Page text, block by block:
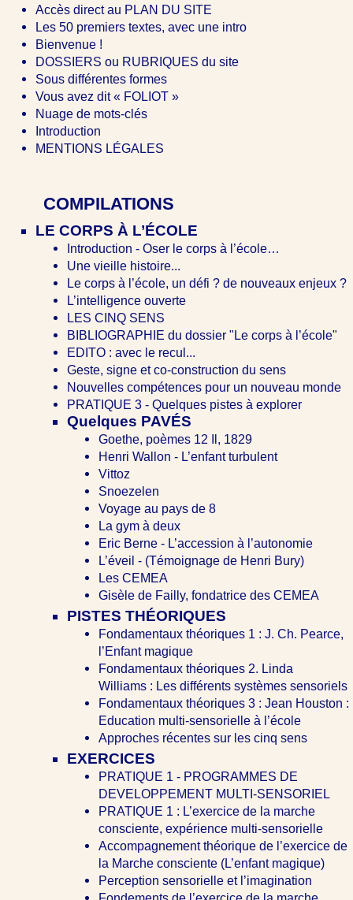
Accès direct au PLAN DU SITE
Les 50 premiers textes, avec une intro
Bienvenue !
DOSSIERS ou RUBRIQUES du site
Sous différentes formes
Vous avez dit « FOLIOT »
Nuage de mots-clés
Introduction
MENTIONS LÉGALES
COMPILATIONS
LE CORPS À L’ÉCOLE
Introduction - Oser le corps à l’école…
Une vieille histoire...
Le corps à l’école, un défi ? de nouveaux enjeux ?
L’intelligence ouverte
LES CINQ SENS
BIBLIOGRAPHIE du dossier "Le corps à l’école"
EDITO : avec le recul...
Geste, signe et co-construction du sens
Nouvelles compétences pour un nouveau monde
PRATIQUE 3 - Quelques pistes à explorer
Quelques PAVÉS
Goethe, poèmes 12 Il, 1829
Henri Wallon - L’enfant turbulent
Vittoz
Snoezelen
Voyage au pays de 8
La gym à deux
Eric Berne - L’accession à l’autonomie
L’éveil - (Témoignage de Henri Bury)
Les CEMEA
Gisèle de Failly, fondatrice des CEMEA
PISTES THÉORIQUES
Fondamentaux théoriques 1 : J. Ch. Pearce,
l’Enfant magique
Fondamentaux théoriques 2. Linda
Williams : Les différents systèmes sensoriels
Fondamentaux théoriques 3 : Jean Houston :
Education multi-sensorielle à l’école
Approches récentes sur les cinq sens
EXERCICES
PRATIQUE 1 - PROGRAMMES DE
DEVELOPPEMENT MULTI-SENSORIEL
PRATIQUE 1 : L’exercice de la marche
consciente, expérience multi-sensorielle
Accompagnement théorique de l’exercice de
la Marche consciente (L’enfant magique)
Perception sensorielle et l’imagination